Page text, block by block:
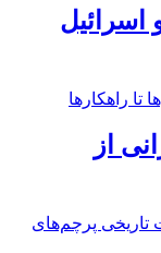
اسرائیل
از